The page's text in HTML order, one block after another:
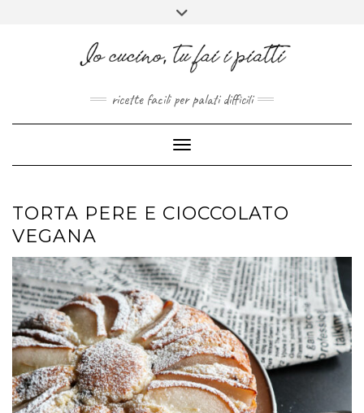
FACEBOOK
PINTEREST
INSTAGRAM
ricette facili per palati difficili
Toggle Navigation
TORTA PERE E CIOCCOLATO
VEGANA